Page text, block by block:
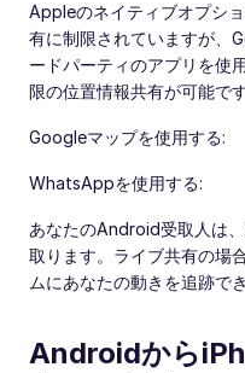
Appleのネイティブオプシ
有に制限されていますが、
ードパーティのアプリを使
限の位置情報共有が可能です
Googleマップを使用する:
WhatsAppを使用する:
あなたのAndroid受取人は
取ります。ライブ共有の場
ムにあなたの動きを追跡でき
Androidから